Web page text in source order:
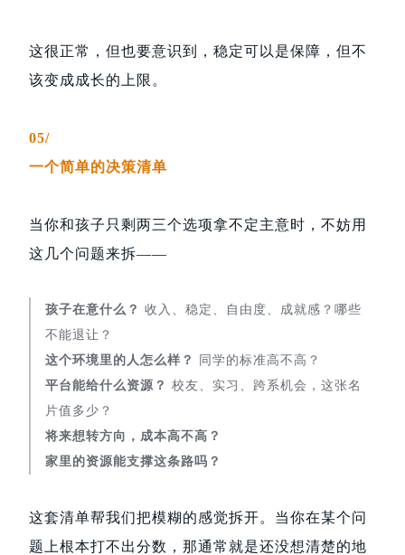
这很正常，但也要意识到，稳定可以是保障，但不
该变成成长的上限。
05/
一个简单的决策清单
当你和孩子只剩两三个选项拿不定主意时，不妨用
这几个问题来拆——
孩子在意什么？ 收入、稳定、自由度、成就感？哪些
不能退让？
这个环境里的人怎么样？
同学的标准高不高？
平台能给什么资源？ 校友、实习、跨系机会，这张名
片值多少？
将来想转方向，成本高不高？
家里的资源能支撑这条路吗？
这套清单帮我们把模糊的感觉拆开。当你在某个问
题上根本打不出分数，那通常就是还没想清楚的地